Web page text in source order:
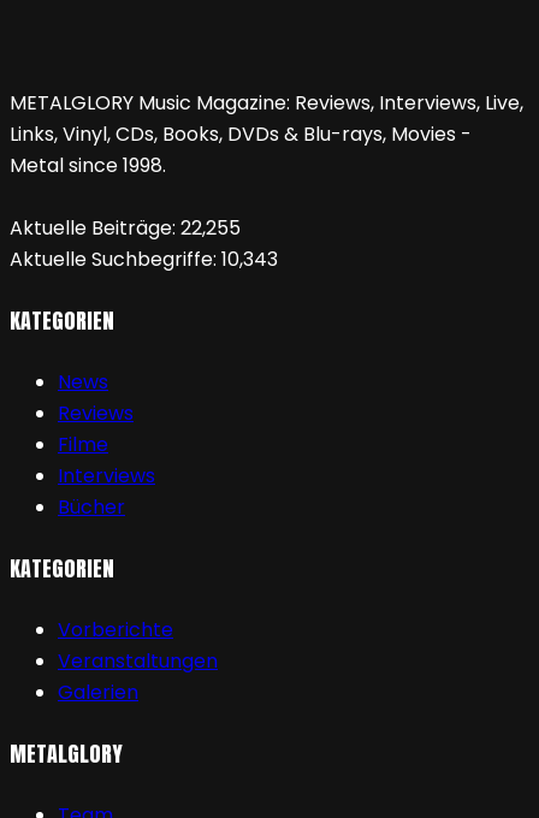
METALGLORY Music Magazine: Reviews, Interviews, Live,
Links, Vinyl, CDs, Books, DVDs & Blu-rays, Movies -
Metal since 1998.
Aktuelle Beiträge: 22,255
Aktuelle Suchbegriffe: 10,343
KATEGORIEN
News
Reviews
Filme
Interviews
Bücher
KATEGORIEN
Vorberichte
Veranstaltungen
Galerien
METALGLORY